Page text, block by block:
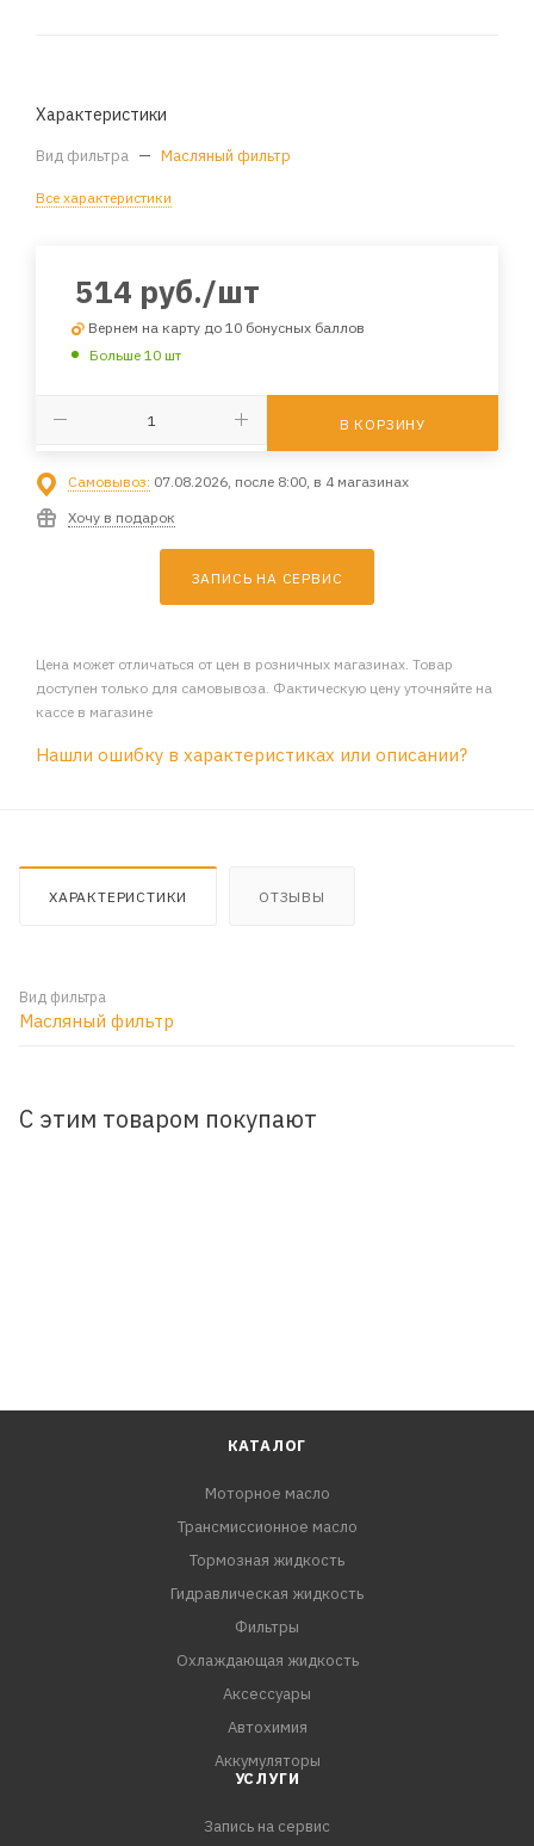
Характеристики
Вид фильтра — Масляный фильтр
Все характеристики
514 руб./шт
Вернем на карту до 10 бонусных баллов
Больше 10 шт
В КОРЗИНУ
Самовывоз: 07.08.2026, после 8:00, в 4 магазинах
Хочу в подарок
ЗАПИСЬ НА СЕРВИС
Цена может отличаться от цен в розничных магазинах. Товар
доступен только для самовывоза. Фактическую цену уточняйте на
кассе в магазине
Нашли ошибку в характеристиках или описании?
ХАРАКТЕРИСТИКИ ОТЗЫВЫ
Вид фильтра
Масляный фильтр
С этим товаром покупают
КАТАЛОГ
Моторное масло
Трансмиссионное масло
Тормозная жидкость
Гидравлическая жидкость
Фильтры
Охлаждающая жидкость
Аксессуары
Автохимия
Аккумуляторы
УСЛУГИ
Запись на сервис